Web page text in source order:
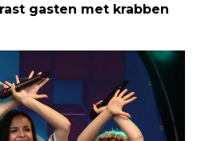
gasten met krabben